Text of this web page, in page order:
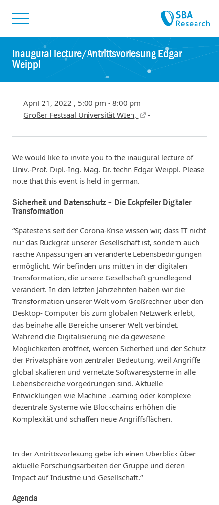
Inaugural lecture/Antrittsvorlesung Edgar
Weippl
April 21, 2022 , 5:00 pm - 8:00 pm
Großer Festsaal Universität WIen,
-
We would like to invite you to the inaugural lecture of
Univ.-Prof. Dipl.-Ing. Mag. Dr. techn Edgar Weippl. Please
note that this event is held in german.
Sicherheit und Datenschutz – Die Eckpfeiler Digitaler
Transformation
“Spätestens seit der Corona-Krise wissen wir, dass IT nicht
nur das Rückgrat unserer Gesellschaft ist, sondern auch
rasche Anpassungen an veränderte Lebensbedingungen
ermöglicht. Wir befinden uns mitten in der digitalen
Transformation, die unsere Gesellschaft grundlegend
verändert. In den letzten Jahrzehnten haben wir die
Transformation unserer Welt vom Großrechner über den
Desktop- Computer bis zum globalen Netzwerk erlebt,
das beinahe alle Bereiche unserer Welt verbindet.
Während die Digitalisierung nie da gewesene
Möglichkeiten eröffnet, werden Sicherheit und der Schutz
der Privatsphäre von zentraler Bedeutung, weil Angriffe
global skalieren und vernetzte Softwaresysteme in alle
Lebensbereiche vorgedrungen sind. Aktuelle
Entwicklungen wie Machine Learning oder komplexe
dezentrale Systeme wie Blockchains erhöhen die
Komplexität und schaffen neue Angriffsflächen.
In der Antrittsvorlesung gebe ich einen Überblick über
aktuelle Forschungsarbeiten der Gruppe und deren
Impact auf Industrie und Gesellschaft.“
Agenda